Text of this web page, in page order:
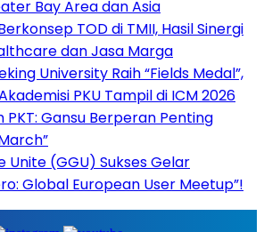
Bay Area dan Asia
TOD di TMII, Hasil Sinergi
dan Jasa Marga
University Raih “Fields Medal”,
PKU Tampil di ICM 2026
PKT: Gansu Berperan Penting
Unite (GGU) Sukses Gelar
Global European User Meetup”!